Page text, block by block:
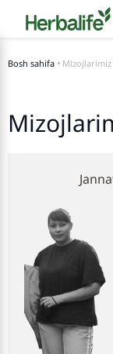
Bosh sahifa